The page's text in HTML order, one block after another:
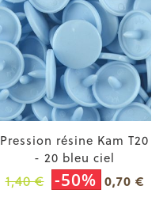
Pression résine Kam T20
- 20 bleu ciel
1,40 € -50% 0,70 €